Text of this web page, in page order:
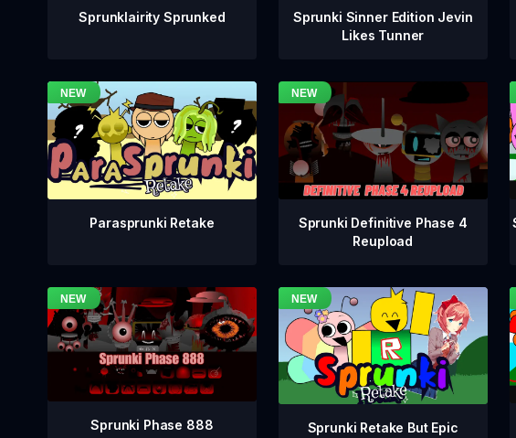
Sprunklairity Sprunked
Sprunki Sinner Edition Jevin
Likes Tunner
Parasprunki Retake
Sprunki Definitive Phase 4
Reupload
Sprunki Phase 888 Sprunki Retake But Epic